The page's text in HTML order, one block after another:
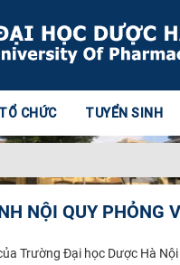
CHỨC TUYỂN SINH
NỘI QUY PHỎNG
Trường Đại học Dược Hà